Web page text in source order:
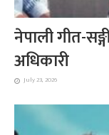
नेपाली गीत-
अधिकारी
July 23, 2026